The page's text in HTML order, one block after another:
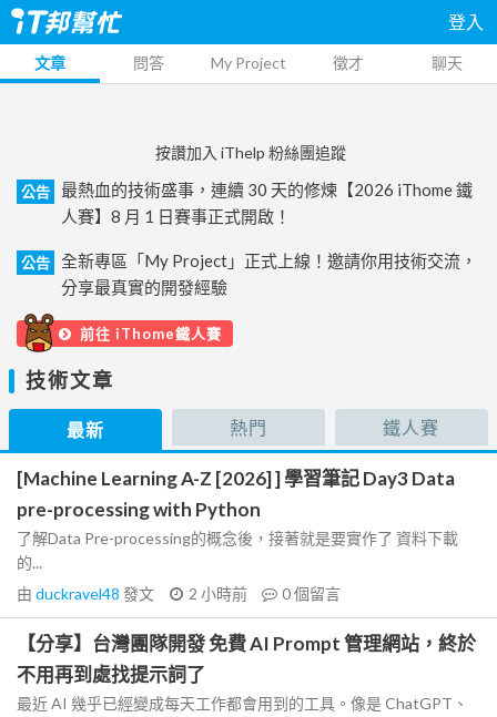
登入
文章 問答 My Project 徵才 聊天
按讚加入 iThelp 粉絲團追蹤
公告
最熱血的技術盛事，連續 30 天的修煉【2026 iThome 鐵
人賽】8 月 1 日賽事正式開啟！
公告
全新專區「My Project」正式上線！邀請你用技術交流，
分享最真實的開發經驗
前往 iThome鐵人賽
技術文章
最新 熱門 鐵人賽
[Machine Learning A-Z [2026] ] 學習筆記 Day3 Data
pre-processing with Python
了解Data Pre-processing的概念後，接著就是要實作了 資料下載
的...
由 duckravel48 發文 2 小時前 0個留言
【分享】台灣團隊開發 免費 AI Prompt 管理網站，終於
不用再到處找提示詞了
最近 AI 幾乎已經變成每天工作都會用到的工具。像是 ChatGPT、